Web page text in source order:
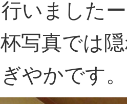
いました
写真では
やかです。